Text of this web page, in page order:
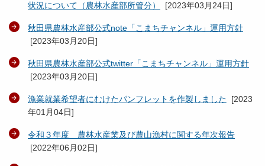
状況について（農林水産部所管分）
[2023年03月24日]
秋田県農林水産部公式note「こまちチャンネル」運用方針
[2023年03月20日]
秋田県農林水産部公式twitter「こまちチャンネル」運用方針
[2023年03月20日]
漁業就業希望者にむけたパンフレットを作製しました [2023
年01月04日]
令和３年度 農林水産業及び農山漁村に関する年次報告
[2022年06月02日]